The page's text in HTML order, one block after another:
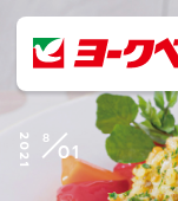
2021 8
01